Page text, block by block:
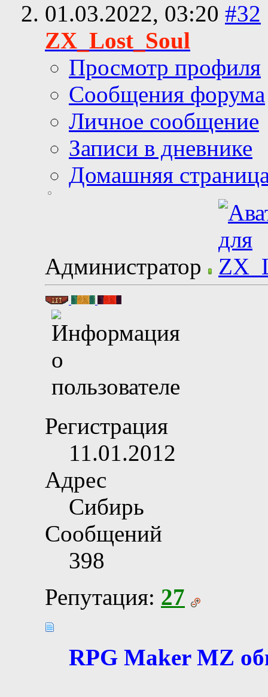
01.03.2022, 03:20 #32
ZX_Lost_Soul
Просмотр профиля
Сообщения форума
Личное сообщение
Записи в дневнике
Домашняя
Администратор
Регистрация
11.01.2012
Адрес
Сибирь
Сообщений
398
Репутация: 27
RPG Maker MZ